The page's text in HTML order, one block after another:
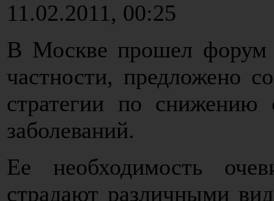
11.02.2011, 00:25
В Москве прошел форум
частности, предложено
стратегии по снижению
заболеваний.
Ее необходимость
страдают различными